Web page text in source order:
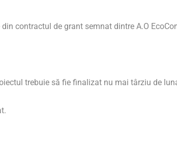
contractul de grant semnat dintre A.O
trebuie să fie finalizat nu mai târziu de